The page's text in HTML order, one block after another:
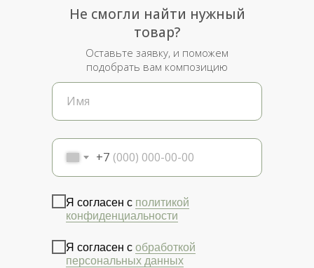
+7
Я согласен с политикой
конфиденциальности
Я согласен с обработкой
персональных данных
Не смогли найти нужный
товар?
Оставьте заявку, и поможем
подобрать вам композицию